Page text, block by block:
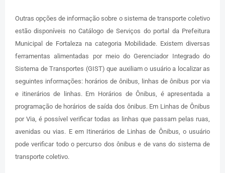
Outras opções de informação sobre o sistema de transporte coletivo
estão disponíveis no Catálogo de Serviços do portal da Prefeitura
Municipal de Fortaleza na categoria Mobilidade. Existem diversas
ferramentas alimentadas por meio do Gerenciador Integrado do
Sistema de Transportes (GIST) que auxiliam o usuário a localizar as
seguintes informações: horários de ônibus, linhas de ônibus por via
e itinerários de linhas. Em Horários de Ônibus, é apresentada a
programação de horários de saída dos ônibus. Em Linhas de Ônibus
por Via, é possível verificar todas as linhas que passam pelas ruas,
avenidas ou vias. E em Itinerários de Linhas de Ônibus, o usuário
pode verificar todo o percurso dos ônibus e de vans do sistema de
transporte coletivo.